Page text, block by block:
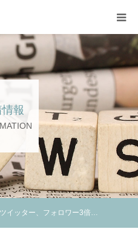
報
イッター、フォロワー3倍…